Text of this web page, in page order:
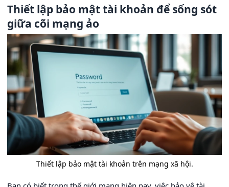
Thiết lập bảo mật tài khoản để sống sót
giữa cõi mạng ảo
Thiết lập bảo mật tài khoản trên mạng xã hội.